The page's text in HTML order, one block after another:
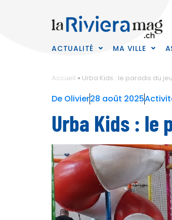
ACTUALITÉ MA VILLE
Accueil » Urba Kids : le paradis du
De Olivier28 août 2025
Urba Kids : le